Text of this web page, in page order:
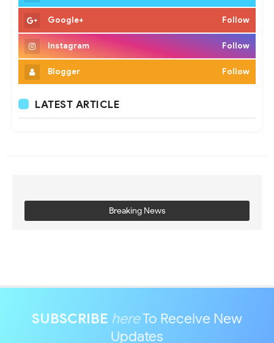
Google+ Follow
Instagram Follow
Blogger Follow
LATEST ARTICLE
Breaking News
SUBSCRIBE hereTo Receive New
Updates